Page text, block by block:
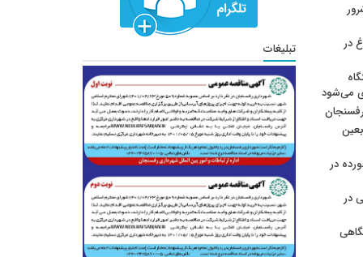
مزدور موساد و ۴ شرور
در
می‌شود
در
در
تبلیغات